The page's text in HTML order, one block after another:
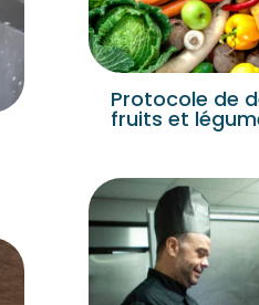
Protocole de
fruits et